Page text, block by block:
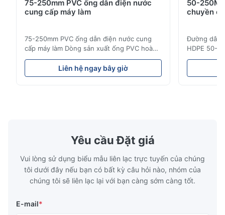
75-250mm PVC ống dẫn điện nước
cung cấp máy làm
75-250mm PVC ống dẫn điện nước cung
cấp máy làm Dòng sản xuất ống PVC hoàn
chỉnh này sản xuất ống PVC / UPVC chất
lượng cao với đường kính từ 16mm đến
800mm.ống nước, và đường ống ống dẫn
Liên hệ ngay bây giờ
50-
chuyền
Đường dây
HDPE 50-
ống HDPE
nước.Độ
Yêu cầu Đặt giá
Vui lòng sử dụng biểu mẫu liên lạc trực tuyến của chúng
tôi dưới đây nếu bạn có bất kỳ câu hỏi nào, nhóm của
chúng tôi sẽ liên lạc lại với bạn càng sớm càng tốt.
E-mail*